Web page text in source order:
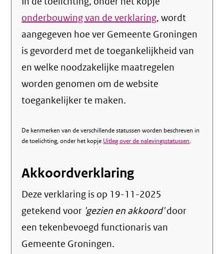
onderbouwing van de verklaring, wordt
aangegeven hoe ver Gemeente Groningen
is gevorderd met de toegankelijkheid van
en welke noodzakelijke maatregelen
worden genomen om de website
toegankelijker te maken.
De kenmerken van de verschillende statussen worden beschreven in
de toelichting, onder het kopje Uitleg over de nalevingsstatussen.
Akkoordverklaring
Deze verklaring is op 19-11-2025
getekend voor 'gezien en akkoord'door
een tekenbevoegd functionaris van
Gemeente Groningen.